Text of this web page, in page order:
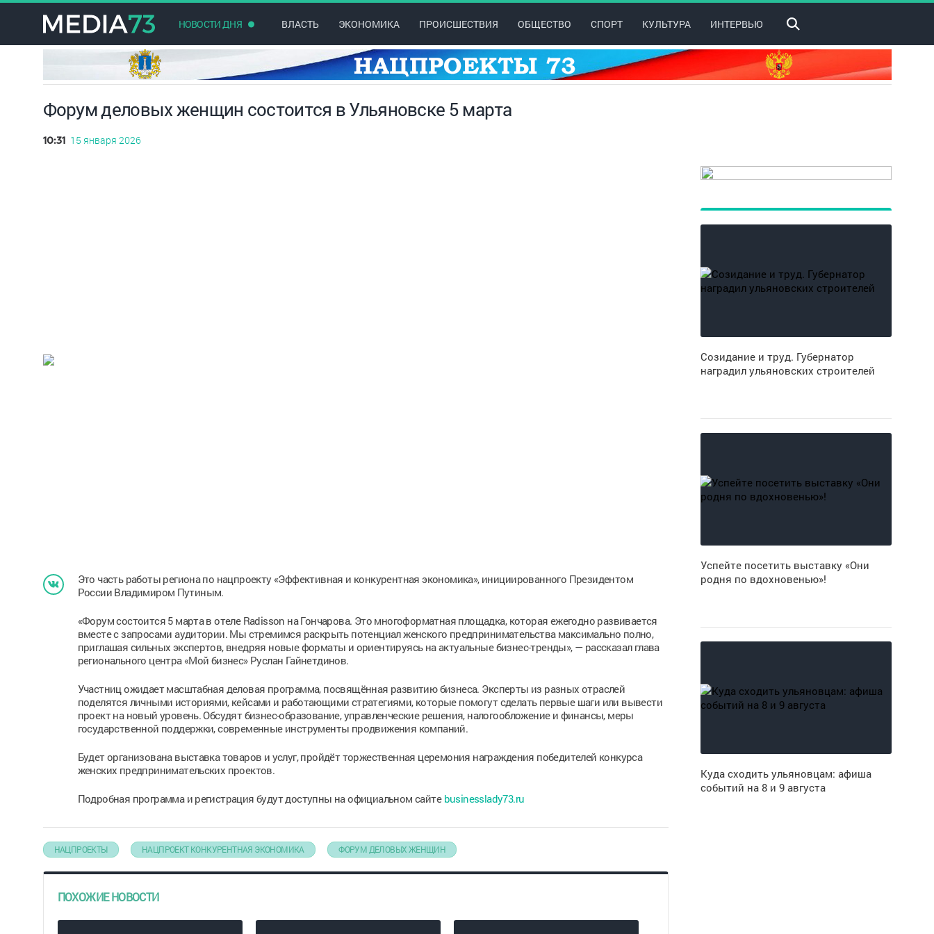
НОВОСТИ ДНЯ ВЛАСТЬ ЭКОНОМИКА ПРОИСШЕСТВИЯ ОБЩЕСТВО СПОРТ КУЛЬТУРА ИНТЕРВЬЮ
Форум деловых женщин состоится в Ульяновске 5 марта
10:31 15 января 2026
Это часть работы региона по нацпроекту «Эффективная и конкурентная экономика», инициированного Президентом
России Владимиром Путиным.
«Форум состоится 5 марта в отеле Radisson на Гончарова. Это многоформатная площадка, которая ежегодно развивается
вместе с запросами аудитории. Мы стремимся раскрыть потенциал женского предпринимательства максимально полно,
приглашая сильных экспертов, внедряя новые форматы и ориентируясь на актуальные бизнес-тренды», — рассказал глава
регионального центра «Мой бизнес» Руслан Гайнетдинов.
Участниц ожидает масштабная деловая программа, посвящённая развитию бизнеса. Эксперты из разных отраслей
поделятся личными историями, кейсами и работающими стратегиями, которые помогут сделать первые шаги или вывести
проект на новый уровень. Обсудят бизнес-образование, управленческие решения, налогообложение и финансы, меры
государственной поддержки, современные инструменты продвижения компаний.
Будет организована выставка товаров и услуг, пройдёт торжественная церемония награждения победителей конкурса
женских предпринимательских проектов.
Подробная программа и регистрация будут доступны на официальном сайте businesslady73.ru
НАЦПРОЕКТЫ НАЦПРОЕКТ КОНКУРЕНТНАЯ ЭКОНОМИКА ФОРУМ ДЕЛОВЫХ ЖЕНЩИН
ПОХОЖИЕ НОВОСТИ
Созидание и труд. Губернатор
наградил ульяновских строителей
Успейте посетить выставку «Они
родня по вдохновенью»!
Куда сходить ульяновцам: афиша
событий на 8 и 9 августа